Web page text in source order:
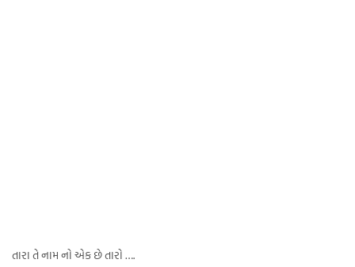
તારા તે નામ નો એક છે તારો ….